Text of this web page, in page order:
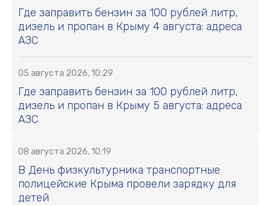
Где заправить бензин за 100 рублей литр,
дизель и пропан в Крыму 4 августа: адреса
АЗС
05 августа 2026, 10:29
Где заправить бензин за 100 рублей литр,
дизель и пропан в Крыму 5 августа: адреса
АЗС
08 августа 2026, 10:19
В День физкультурника транспортные
полицейские Крыма провели зарядку для
детей